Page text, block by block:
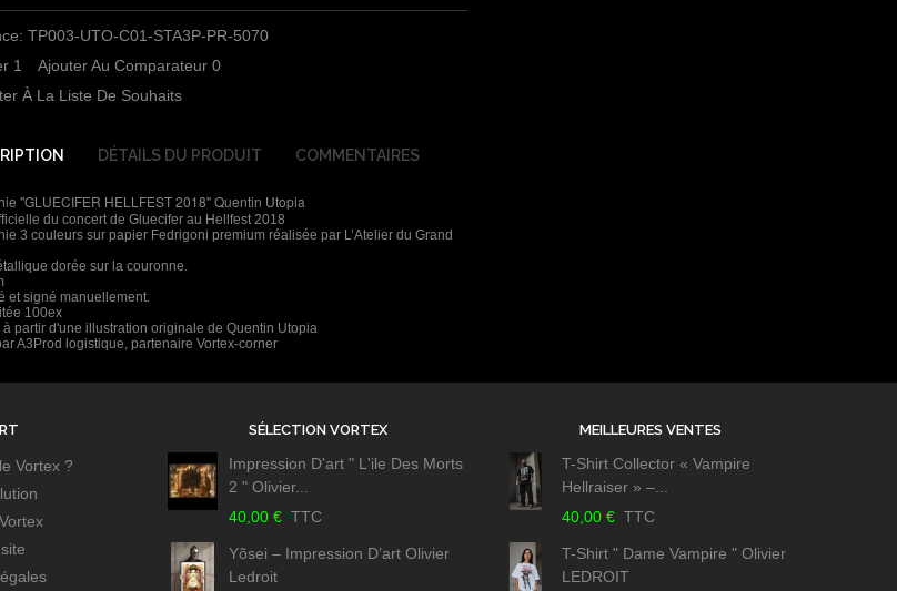
TP003-UTO-C01-STA3P-PR-5070
1 Ajouter Au Comparateur 0
À La Liste De Souhaits
DÉTAILS DU PRODUIT COMMENTAIRES
"GLUECIFER HELLFEST 2018" Quentin Utopia
du concert de Gluecifer au Hellfest 2018
3 couleurs sur papier Fedrigoni premium réalisée par L’Atelier du Grand
dorée sur la couronne.
et signé manuellement.
100ex
à partir d'une illustration originale de Quentin Utopia
A3Prod logistique, partenaire Vortex-corner
Vortex ?
SÉLECTION VORTEX
Impression D'art " L'ile Des Morts
2 " Olivier...
40,00 € TTC
Yõsei – Impression D’art Olivier
Ledroit
MEILLEURES VENTES
T-Shirt Collector « Vampire
Hellraiser » –...
40,00 € TTC
T-Shirt " Dame Vampire " Olivier
LEDROIT